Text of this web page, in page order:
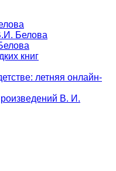
Белова
книг
летняя онлайн-
В. И.